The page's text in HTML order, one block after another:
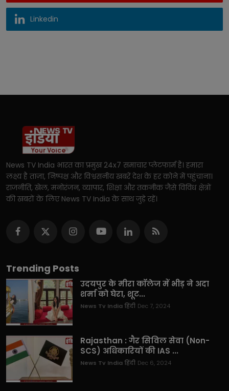
Linkedin
News TV India भारत का प्रमुख 24x7 समाचार प्लेटफार्म है। हमारा
लक्ष्य है ताज़ा, निष्पक्ष और विश्वसनीय खबरें देश के हर कोने में पहुंचाना।
राजनीति, खेल, मनोरंजन, व्यापार, शिक्षा और तकनीक जैसे विविध क्षेत्रों
की खबरों के लिए News TV India के साथ जुड़े रहें।
Trending Posts
उदयपुर के मीरा कॉलेज में भीड़ ने अदा
शर्मा को घेरा, शूट...
News Tv India हिंदी Dec 7, 2024
Rajasthan : गैर सिविल सेवा (Non-
SCS) अधिकारियों की IAS ...
News Tv India हिंदी Dec 6, 2024